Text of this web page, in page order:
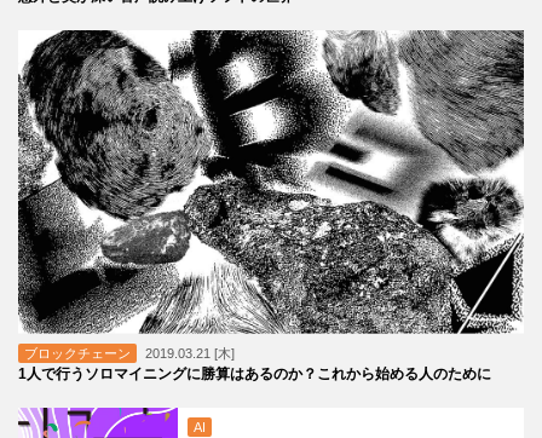
ブロックチェーン 2019.03.21 [木]
1人で行うソロマイニングに勝算はあるのか？これから始める人のために
AI